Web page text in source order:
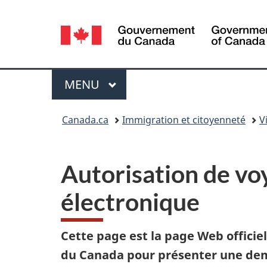
Sélection
de
la
langue
Menu
MENU PRINCIPAL
Canada.ca Immigration et citoyenneté
Autorisation de
électronique
Cette page est la page Web
du Canada pour présenter une